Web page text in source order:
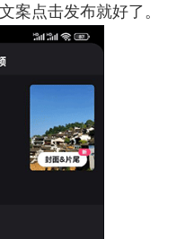
案点击发布就好了。